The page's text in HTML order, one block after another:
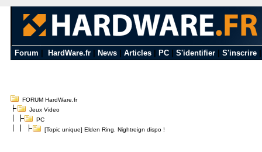
Forum HardWare.fr News Articles PC S'identifier S'inscrire
FORUM HardWare.fr
Jeux Video
PC
[Topic unique] Elden Ring. Nightreign dispo !